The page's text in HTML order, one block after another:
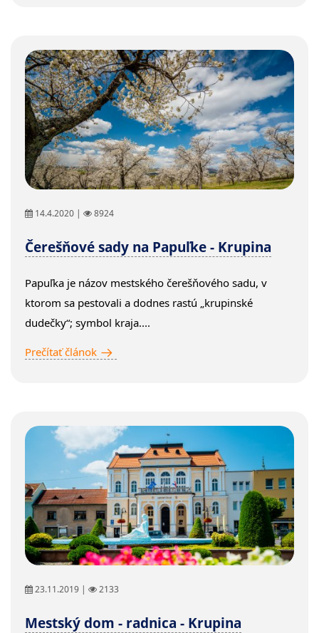
14.4.2020 | 8924
Čerešňové sady na Papuľke - Krupina
Papuľka je názov mestského čerešňového sadu, v
ktorom sa pestovali a dodnes rastú „krupinské
dudečky“; symbol kraja....
Prečítať článok
23.11.2019 | 2133
Mestský dom - radnica - Krupina